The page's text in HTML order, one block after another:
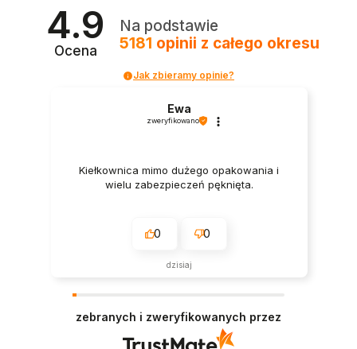
4.9
Ocena
Na podstawie
5181 opinii z całego okresu
Jak zbieramy opinie?
Ewa
zweryfikowano
Kiełkownica mimo dużego opakowania i
wielu zabezpieczeń pęknięta.
0 0
dzisiaj
zebranych i zweryfikowanych przez